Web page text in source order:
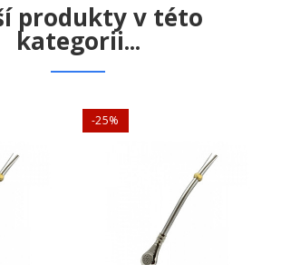
produkty v této
kategorii...
-25%